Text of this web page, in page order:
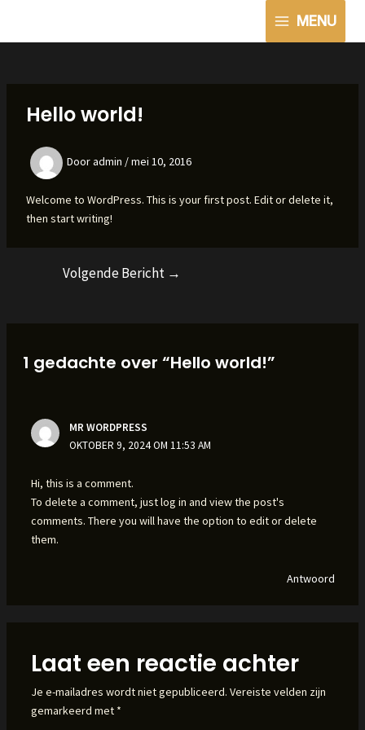
de
MENU
Hello world!
Dooradmin /mei 10, 2016
Welcome to WordPress. This is your first post. Edit or delete it,
then start writing!
Volgende Bericht →
1 gedachte over “Hello world!”
MR WORDPRESS
OKTOBER 9, 2024 OM 11:53 AM
Hi, this is a comment.
To delete a comment, just log in and view the post's
comments. There you will have the option to edit or delete
them.
Antwoord
Laat een reactie achter
Je e-mailadres wordt niet gepubliceerd. Vereiste velden zijn
gemarkeerd met *